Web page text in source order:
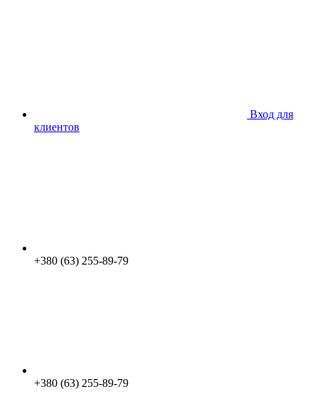
Вход для
клиентов
+380 (63) 255-89-79
+380 (63) 255-89-79